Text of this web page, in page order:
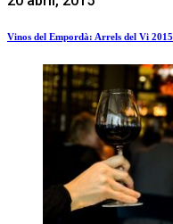
Vinos del Empordà: Arrels del Vi 2015